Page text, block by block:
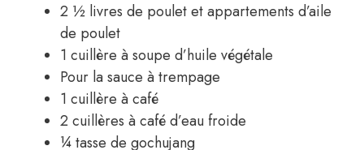
2 ½ livres de poulet et appartements d’aile
de poulet
1 cuillère à soupe d’huile végétale
Pour la sauce à trempage
1 cuillère à café
2 cuillères à café d’eau froide
¼ tasse de gochujang